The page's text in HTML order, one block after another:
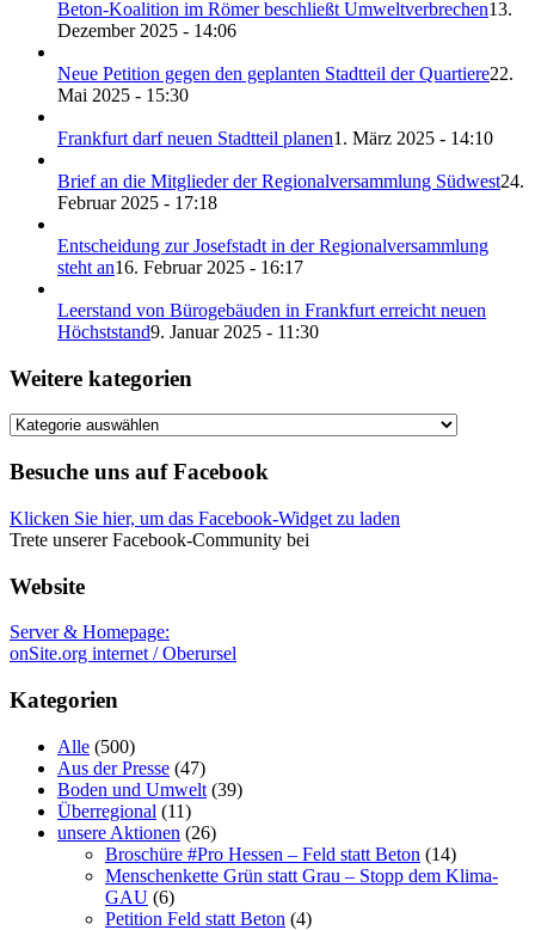
Beton-Koalition im Römer beschließt Umweltverbrechen13.
Dezember 2025 - 14:06
Neue Petition gegen den geplanten Stadtteil der Quartiere22.
Mai 2025 - 15:30
Frankfurt darf neuen Stadtteil planen1. März 2025 - 14:10
Brief an die Mitglieder der Regionalversammlung Südwest24.
Februar 2025 - 17:18
Entscheidung zur Josefstadt in der Regionalversammlung
steht an16. Februar 2025 - 16:17
Leerstand von Bürogebäuden in Frankfurt erreicht neuen
Höchststand9. Januar 2025 - 11:30
Weitere kategorien
Weitere
Besuche uns auf Facebook
Klicken Sie hier, um das Facebook-Widget zu laden
Trete unserer Facebook-Community bei
Website
Server & Homepage:
onSite.org internet / Oberursel
Kategorien
Alle (500)
Aus der Presse (47)
Boden und Umwelt (39)
Überregional (11)
unsere Aktionen (26)
Broschüre #Pro Hessen – Feld statt Beton (14)
Menschenkette Grün statt Grau – Stopp dem Klima-
GAU (6)
Petition Feld statt Beton (4)